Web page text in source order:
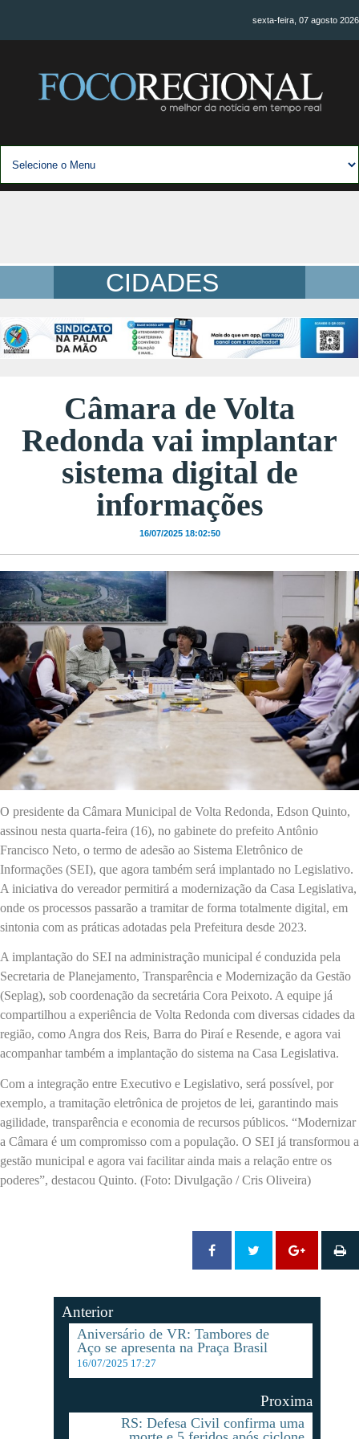
sexta-feira, 07 agosto 2026
CIDADES
Câmara de Volta
Redonda vai implantar
sistema digital de
informações
16/07/2025 18:02:50
O presidente da Câmara Municipal de Volta Redonda, Edson Quinto,
assinou nesta quarta-feira (16), no gabinete do prefeito Antônio
Francisco Neto, o termo de adesão ao Sistema Eletrônico de
Informações (SEI), que agora também será implantado no Legislativo.
A iniciativa do vereador permitirá a modernização da Casa Legislativa,
onde os processos passarão a tramitar de forma totalmente digital, em
sintonia com as práticas adotadas pela Prefeitura desde 2023.
A implantação do SEI na administração municipal é conduzida pela
Secretaria de Planejamento, Transparência e Modernização da Gestão
(Seplag), sob coordenação da secretária Cora Peixoto. A equipe já
compartilhou a experiência de Volta Redonda com diversas cidades da
região, como Angra dos Reis, Barra do Piraí e Resende, e agora vai
acompanhar também a implantação do sistema na Casa Legislativa.
Com a integração entre Executivo e Legislativo, será possível, por
exemplo, a tramitação eletrônica de projetos de lei, garantindo mais
agilidade, transparência e economia de recursos públicos. “Modernizar
a Câmara é um compromisso com a população. O SEI já transformou a
gestão municipal e agora vai facilitar ainda mais a relação entre os
poderes”, destacou Quinto. (Foto: Divulgação / Cris Oliveira)
Anterior
Aniversário de VR: Tambores de
Aço se apresenta na Praça Brasil
16/07/2025 17:27
Proxima
RS: Defesa Civil confirma uma